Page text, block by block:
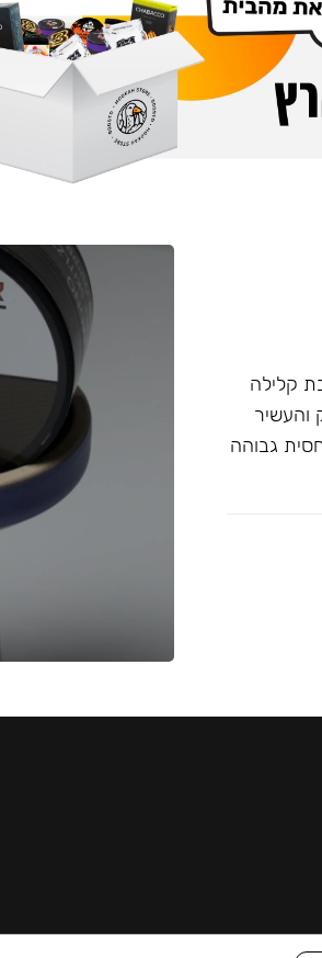
קלילה
והעשיר
גבוהה